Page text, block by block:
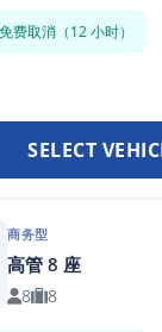
免费取消（12 小时）
SELECT
商务型
高管 8 座
8 8